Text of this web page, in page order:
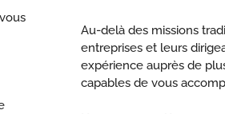
Au-delà des missions
entreprises et leurs
expérience auprès de
capables de vous